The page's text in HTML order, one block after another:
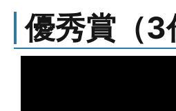
優秀賞（3